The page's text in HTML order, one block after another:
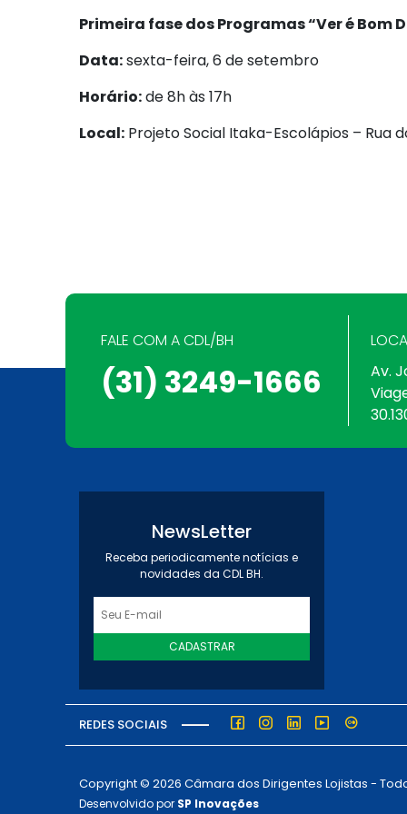
Primeira fase dos Programas “Ver é Bom
Data:sexta-feira, 6 de setembro
Horário:de 8h às 17h
Local: Projeto Social Itaka-Escolápios – Rua
FALE COM A CDL/BH
(31) 3249-1666
Av.
NewsLetter
Receba periodicamente notícias e
novidades da CDL BH.
CADASTRAR
REDES SOCIAIS
Copyright © 2026 Câmara dos Dirigentes Lojistas -
Desenvolvido por SP Inovações